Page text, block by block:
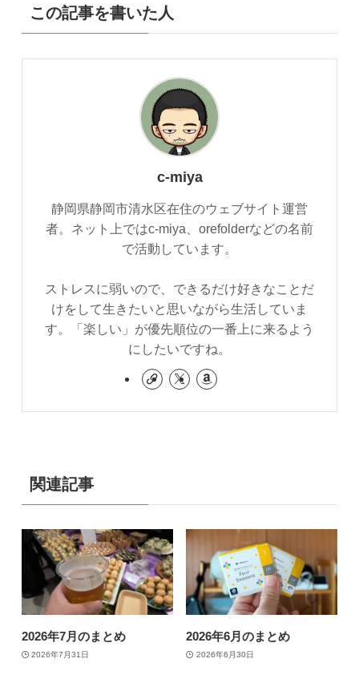
この記事を書いた人
c-miya
静岡県静岡市清水区在住のウェブサイト運営
者。ネット上ではc-miya、orefolderなどの名前
で活動しています。
ストレスに弱いので、できるだけ好きなことだ
けをして生きたいと思いながら生活していま
す。「楽しい」が優先順位の一番上に来るよう
にしたいですね。
関連記事
2026年7月のまとめ
2026年7月31日
2026年6月のまとめ
2026年6月30日